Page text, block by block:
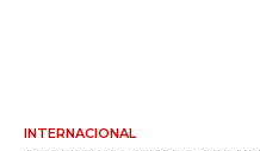
INTERNACIONAL